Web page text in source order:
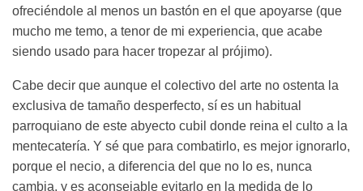
ofreciéndole al menos un bastón en el que apoyarse (que
mucho me temo, a tenor de mi experiencia, que acabe
siendo usado para hacer tropezar al prójimo).
Cabe decir que aunque el colectivo del arte no ostenta la
exclusiva de tamaño desperfecto, sí es un habitual
parroquiano de este abyecto cubil donde reina el culto a la
mentecatería. Y sé que para combatirlo, es mejor ignorarlo,
porque el necio, a diferencia del que no lo es, nunca
cambia, y es aconsejable evitarlo en la medida de lo